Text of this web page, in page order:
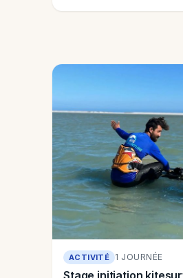
ACTIVITÉ 1 JOURNÉE